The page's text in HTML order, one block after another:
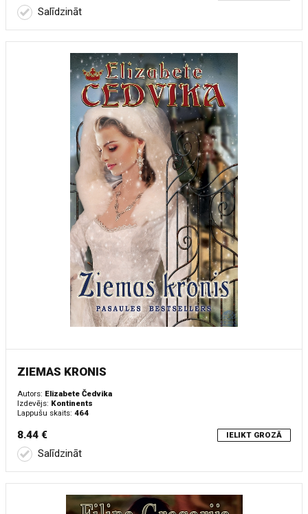
Salīdzināt
ZIEMAS KRONIS
Autors: Elizabete Čedvika
Izdevējs: Kontinents
Lappušu skaits: 464
8.44 € IELIKT GROZĀ
Salīdzināt